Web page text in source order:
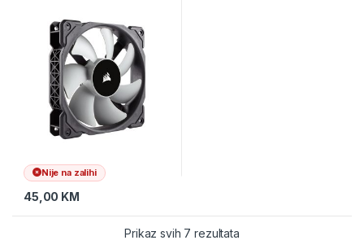
Nije na zalihi
45,00 KM
Prikaz svih 7 rezultata